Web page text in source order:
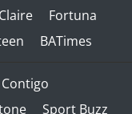
Fortuna
BATimes
Contigo
Sport Buzz